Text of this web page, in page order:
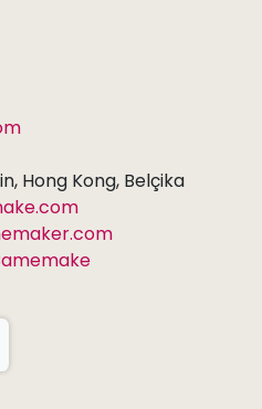
Hong Kong, Belçika